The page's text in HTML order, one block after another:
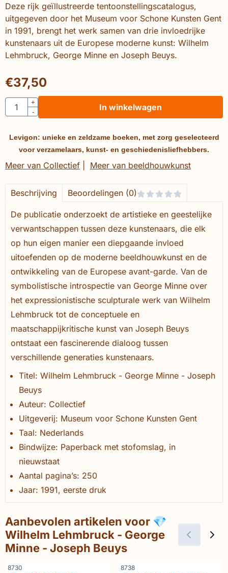
Deze rijk geïllustreerde tentoonstellingscatalogus,
uitgegeven door het Museum voor Schone Kunsten Gent
in 1991, brengt het werk samen van drie invloedrijke
kunstenaars uit de Europese moderne kunst: Wilhelm
Lehmbruck, George Minne en Joseph Beuys.
€37,50
Aantal
+
-
In winkelwagen
Levigon: unieke en zeldzame boeken, met zorg geselecteerd
voor verzamelaars, kunst- en geschiedenisliefhebbers.
Meer van Collectief Meer van beeldhouwkunst
Beschrijving Beoordelingen (0)
De publicatie onderzoekt de artistieke en geestelijke
verwantschappen tussen deze kunstenaars, die elk
op hun eigen manier een diepgaande invloed
uitoefenden op de moderne beeldhouwkunst en de
ontwikkeling van de Europese avant-garde. Van de
symbolistische introspectie van George Minne over
het expressionistische sculpturale werk van Wilhelm
Lehmbruck tot de conceptuele en
maatschappijkritische kunst van Joseph Beuys
ontstaat een fascinerende dialoog tussen
verschillende generaties kunstenaars.
Titel: Wilhelm Lehmbruck - George Minne - Joseph
Beuys
Auteur: Collectief
Uitgeverij: Museum voor Schone Kunsten Gent
Taal: Nederlands
Bindwijze: Paperback met stofomslag, in
nieuwstaat
Aantal pagina’s: 250
Jaar: 1991, eerste druk
Aanbevolen artikelen voor 💎
Wilhelm Lehmbruck - George
Minne - Joseph Beuys
Artikelnummer
8730 Artikelnummer
8738